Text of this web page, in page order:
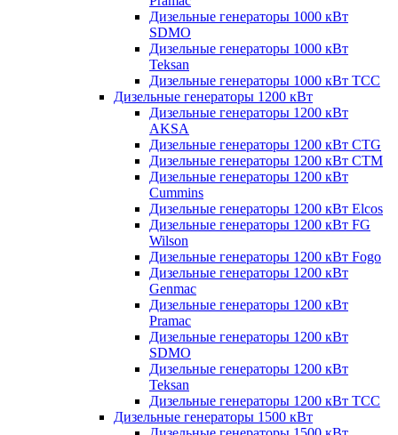
Дизельные генераторы 1000 кВт
SDMO
Дизельные генераторы 1000 кВт
Teksan
Дизельные генераторы 1000 кВт ТСС
Дизельные генераторы 1200 кВт
Дизельные генераторы 1200 кВт
AKSA
Дизельные генераторы 1200 кВт CTG
Дизельные генераторы 1200 кВт CTM
Дизельные генераторы 1200 кВт
Cummins
Дизельные генераторы 1200 кВт Elcos
Дизельные генераторы 1200 кВт FG
Wilson
Дизельные генераторы 1200 кВт Fogo
Дизельные генераторы 1200 кВт
Genmac
Дизельные генераторы 1200 кВт
Pramac
Дизельные генераторы 1200 кВт
SDMO
Дизельные генераторы 1200 кВт
Teksan
Дизельные генераторы 1200 кВт ТСС
Дизельные генераторы 1500 кВт